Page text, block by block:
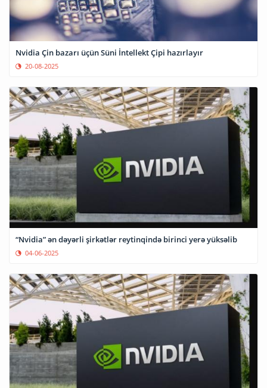
Nvidia Çin bazarı üçün Süni İntellekt Çipi hazırlayır
20-08-2025
“Nvidia” ən dəyərli şirkətlər reytinqində birinci yerə yüksəlib
04-06-2025